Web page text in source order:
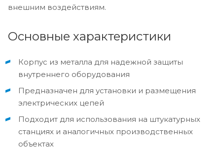
внешним воздействиям.
Основные характеристики
Корпус из металла для надежной защиты
внутреннего оборудования
Предназначен для установки и размещения
электрических цепей
Подходит для использования на штукатурных
станциях и аналогичных производственных
объектах